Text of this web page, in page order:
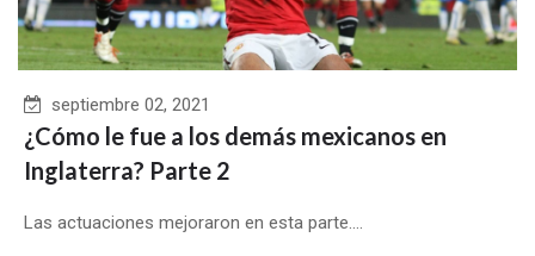
septiembre 02, 2021
¿Cómo le fue a los demás mexicanos en
Inglaterra? Parte 2
Las actuaciones mejoraron en esta parte....